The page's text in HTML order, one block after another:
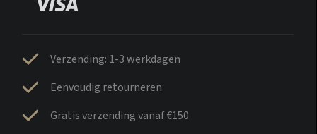
Verzending: 1-3 werkdagen
Eenvoudig retourneren
Gratis verzending vanaf €150